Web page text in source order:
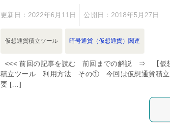
更新日： 2022年6月11日 公開日： 2018年5月27日
仮想通貨積立ツール 暗号通貨（仮想通貨）関連
<<< 前回の記事を読む 前回までの解説 ⇒ 【仮
積立ツール 利用方法 その① 今回は仮想通貨積立
要 […]